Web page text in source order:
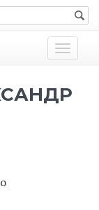
Показать
меню